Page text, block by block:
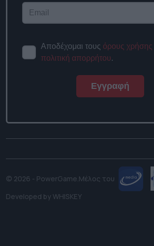
Αποδέχομαι τους
και την πολιτική απορρήτου
© 2026 - PowerGame.Μέλος του